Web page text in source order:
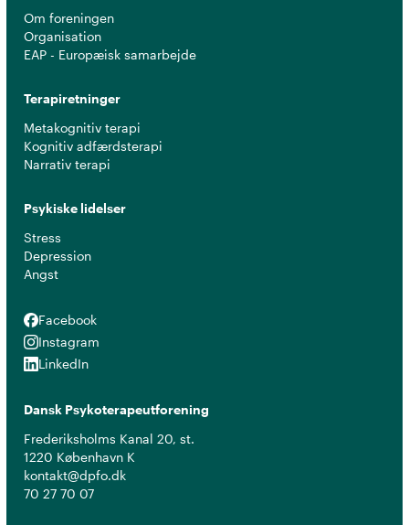
Om foreningen
Organisation
EAP - Europæisk samarbejde
Terapiretninger
Metakognitiv terapi
Kognitiv adfærdsterapi
Narrativ terapi
Psykiske lidelser
Stress
Depression
Angst
Facebook
Facebook
Instagram
Instagram
LinkedIn
LinkedIn
Dansk Psykoterapeutforening
Frederiksholms Kanal 20, st.
1220 København K
kontakt@dpfo.dk
70 27 70 07